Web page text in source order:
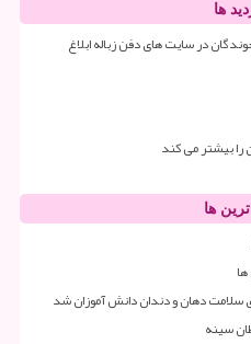
ها
در سایت های دفن زباله ابلاغ
را بیشتر می کند
ها
سلامت دهان و دندان دانش آموزان شد
سینه